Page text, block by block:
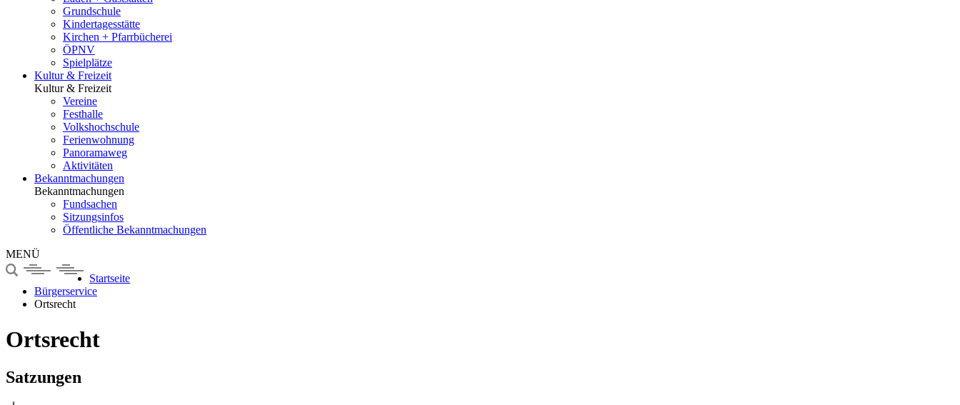
Grundschule
Kindertagesstätte
Kirchen + Pfarrbücherei
ÖPNV
Spielplätze
Kultur & Freizeit
Kultur & Freizeit
Vereine
Festhalle
Volkshochschule
Ferienwohnung
Panoramaweg
Aktivitäten
Bekanntmachungen
Bekanntmachungen
Fundsachen
Sitzungsinfos
Öffentliche Bekanntmachungen
MENÜ
Startseite
Bürgerservice
Ortsrecht
Ortsrecht
Satzungen